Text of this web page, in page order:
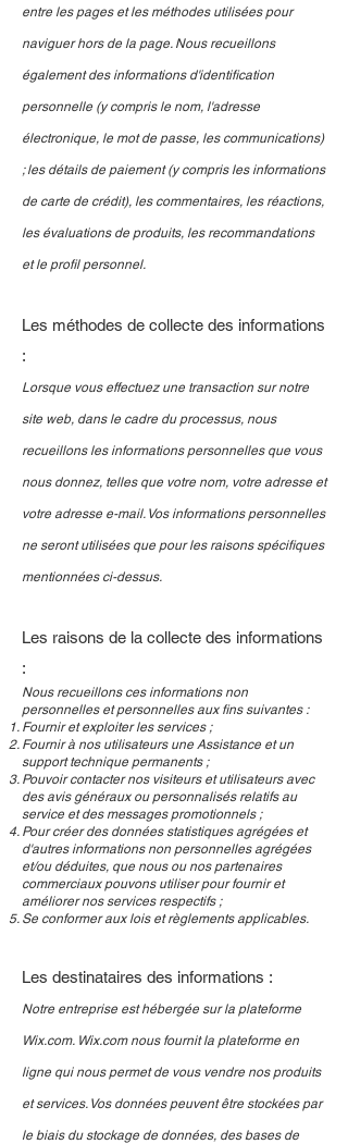
entre les pages et les méthodes utilisées pour
naviguer hors de la page. Nous recueillons
également des informations d'identification
personnelle (y compris le nom, l'adresse
électronique, le mot de passe, les communications)
; les détails de paiement (y compris les informations
de carte de crédit), les commentaires, les réactions,
les évaluations de produits, les recommandations
et le profil personnel.
Les méthodes de collecte des informations
:
Lorsque vous effectuez une transaction sur notre
site web, dans le cadre du processus, nous
recueillons les informations personnelles que vous
nous donnez, telles que votre nom, votre adresse et
votre adresse e-mail. Vos informations personnelles
ne seront utilisées que pour les raisons spécifiques
mentionnées ci-dessus.
Les raisons de la collecte des informations
:
Nous recueillons ces informations non
personnelles et personnelles aux fins suivantes :
Fournir et exploiter les services ;
Fournir à nos utilisateurs une Assistance et un
support technique permanents ;
Pouvoir contacter nos visiteurs et utilisateurs avec
des avis généraux ou personnalisés relatifs au
service et des messages promotionnels ;
Pour créer des données statistiques agrégées et
d'autres informations non personnelles agrégées
et/ou déduites, que nous ou nos partenaires
commerciaux pouvons utiliser pour fournir et
améliorer nos services respectifs ;
Se conformer aux lois et règlements applicables.
Les destinataires des informations :
Notre entreprise est hébergée sur la plateforme
Wix.com. Wix.com nous fournit la plateforme en
ligne qui nous permet de vous vendre nos produits
et services. Vos données peuvent être stockées par
le biais du stockage de données, des bases de